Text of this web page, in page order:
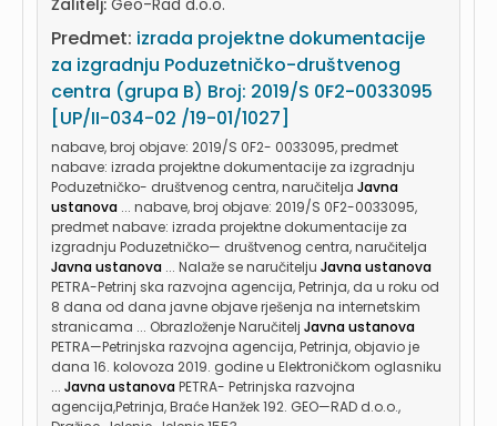
Žalitelj: Geo-Rad d.o.o.
Predmet: izrada projektne dokumentacije
za izgradnju Poduzetničko-društvenog
centra (grupa B) Broj: 2019/S 0F2-0033095
[UP/II-034-02 /19-01/1027]
nabave, broj objave: 2019/S 0F2- 0033095, predmet
nabave: izrada projektne dokumentacije za izgradnju
Poduzetničko- društvenog centra, naručitelja Javna
ustanova ... nabave, broj objave: 2019/S 0F2-0033095,
predmet nabave: izrada projektne dokumentacije za
izgradnju Poduzetničko— društvenog centra, naručitelja
Javna ustanova ... Nalaže se naručitelju Javna ustanova
PETRA-Petrinj ska razvojna agencija, Petrinja, da u roku od
8 dana od dana javne objave rješenja na internetskim
stranicama ... Obrazloženje Naručitelj Javna ustanova
PETRA—Petrinjska razvojna agencija, Petrinja, objavio je
dana 16. kolovoza 2019. godine u Elektroničkom oglasniku
... Javna ustanovaPETRA- Petrinjska razvojna
agencija,Petrinja, Braće Hanžek 192. GEO—RAD d.o.o.,